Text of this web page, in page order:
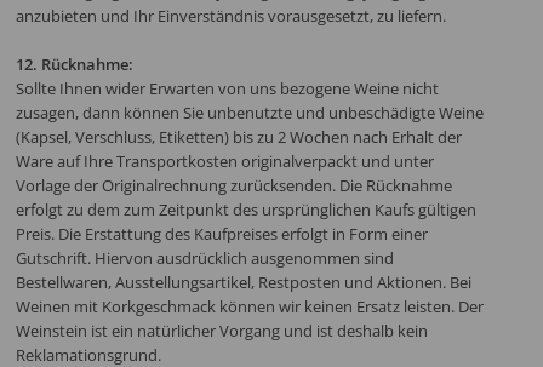
anzubieten und Ihr Einverständnis vorausgesetzt, zu liefern.
12. Rücknahme:
Sollte Ihnen wider Erwarten von uns bezogene Weine nicht
zusagen, dann können Sie unbenutzte und unbeschädigte Weine
(Kapsel, Verschluss, Etiketten) bis zu 2 Wochen nach Erhalt der
Ware auf Ihre Transportkosten originalverpackt und unter
Vorlage der Originalrechnung zurücksenden. Die Rücknahme
erfolgt zu dem zum Zeitpunkt des ursprünglichen Kaufs gültigen
Preis. Die Erstattung des Kaufpreises erfolgt in Form einer
Gutschrift. Hiervon ausdrücklich ausgenommen sind
Bestellwaren, Ausstellungsartikel, Restposten und Aktionen. Bei
Weinen mit Korkgeschmack können wir keinen Ersatz leisten. Der
Weinstein ist ein natürlicher Vorgang und ist deshalb kein
Reklamationsgrund.